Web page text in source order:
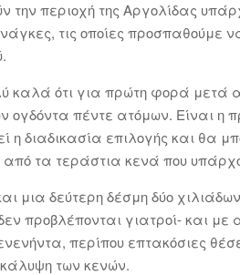
την περιοχή της Αργολίδας
τις οποίες προσπαθούμε
καλά ότι για πρώτη φορά μετά
ογδόντα πέντε ατόμων. Είναι η
η διαδικασία επιλογής και θα
τα τεράστια κενά που
μια δεύτερη δέσμη δύο
προβλέπονται γιατροί- και
περίπου επτακόσιες
των κενών.